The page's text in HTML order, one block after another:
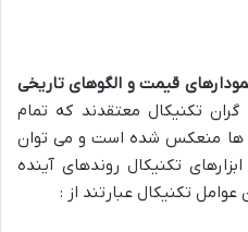
قیمت و الگوهای تاریخی
تکنیکال معتقدند که تمام
ها منعکس شده است و می توان
تکنیکال روندهای آینده
تکنیکال عبارتند از :